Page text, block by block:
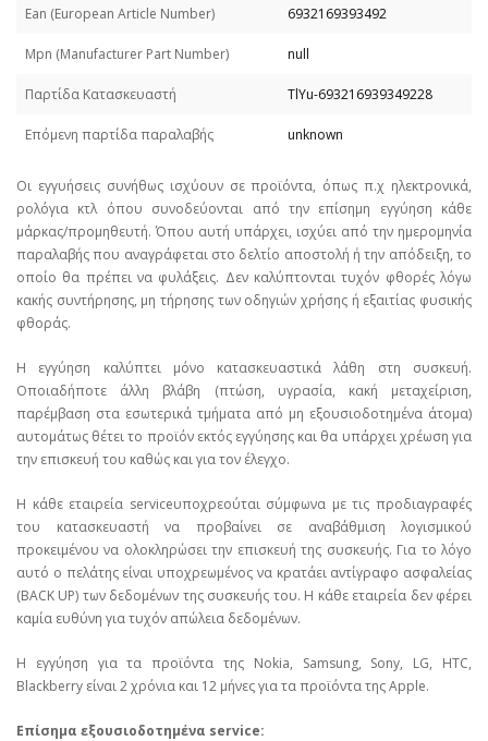
Εan (European Article Number) 6932169393492
Mpn (Manufacturer Part Number) null
Παρτίδα Κατασκευαστή TlYu-693216939349228
Επόμενη παρτίδα παραλαβής unknown
Οι εγγυήσεις συνήθως ισχύουν σε προϊόντα, όπως π.χ ηλεκτρονικά,
ρολόγια κτλ όπου συνοδεύονται από την επίσημη εγγύηση κάθε
μάρκας/προμηθευτή. Όπου αυτή υπάρχει, ισχύει από την ημερομηνία
παραλαβής που αναγράφεται στο δελτίο αποστολή ή την απόδειξη, το
οποίο θα πρέπει να φυλάξεις. Δεν καλύπτονται τυχόν φθορές λόγω
κακής συντήρησης, μη τήρησης των οδηγιών χρήσης ή εξαιτίας φυσικής
φθοράς.
Η εγγύηση καλύπτει μόνο κατασκευαστικά λάθη στη συσκευή.
Οποιαδήποτε άλλη βλάβη (πτώση, υγρασία, κακή μεταχείριση,
παρέμβαση στα εσωτερικά τμήματα από μη εξουσιοδοτημένα άτομα)
αυτομάτως θέτει το προϊόν εκτός εγγύησης και θα υπάρχει χρέωση για
την επισκευή του καθώς και για τον έλεγχο.
Η κάθε εταιρεία serviceυποχρεούται σύμφωνα με τις προδιαγραφές
του κατασκευαστή να προβαίνει σε αναβάθμιση λογισμικού
προκειμένου να ολοκληρώσει την επισκευή της συσκευής. Για το λόγο
αυτό ο πελάτης είναι υποχρεωμένος να κρατάει αντίγραφο ασφαλείας
(BACK UP) των δεδομένων της συσκευής του. Η κάθε εταιρεία δεν φέρει
καμία ευθύνη για τυχόν απώλεια δεδομένων.
Η εγγύηση για τα προϊόντα της Nokia, Samsung, Sony, LG, HTC,
Blackberry είναι 2 χρόνια και 12 μήνες για τα προϊόντα της Apple.
Επίσημα εξουσιοδοτημένα service: